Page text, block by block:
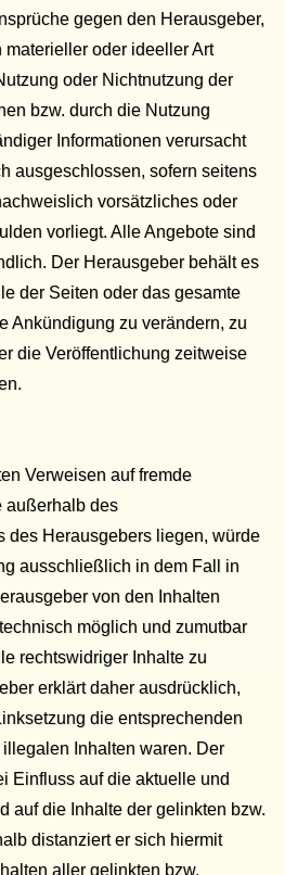
gegen den Herausgeber,
oder ideeller Art
oder Nichtnutzung der
bzw. durch die Nutzung
Informationen verursacht
ausgeschlossen, sofern seitens
vorsätzliches oder
vorliegt. Alle Angebote sind
Der Herausgeber behält es
der Seiten oder das gesamte
Ankündigung zu verändern, zu
die Veröffentlichung zeitweise
Verweisen auf fremde
außerhalb des
des Herausgebers liegen, würde
ausschließlich in dem Fall in
von den Inhalten
möglich und zumutbar
rechtswidriger Inhalte zu
erklärt daher ausdrücklich,
die entsprechenden
Inhalten waren. Der
Einfluss auf die aktuelle und
auf die Inhalte der gelinkten bzw.
distanziert er sich hiermit
aller gelinkten bzw.